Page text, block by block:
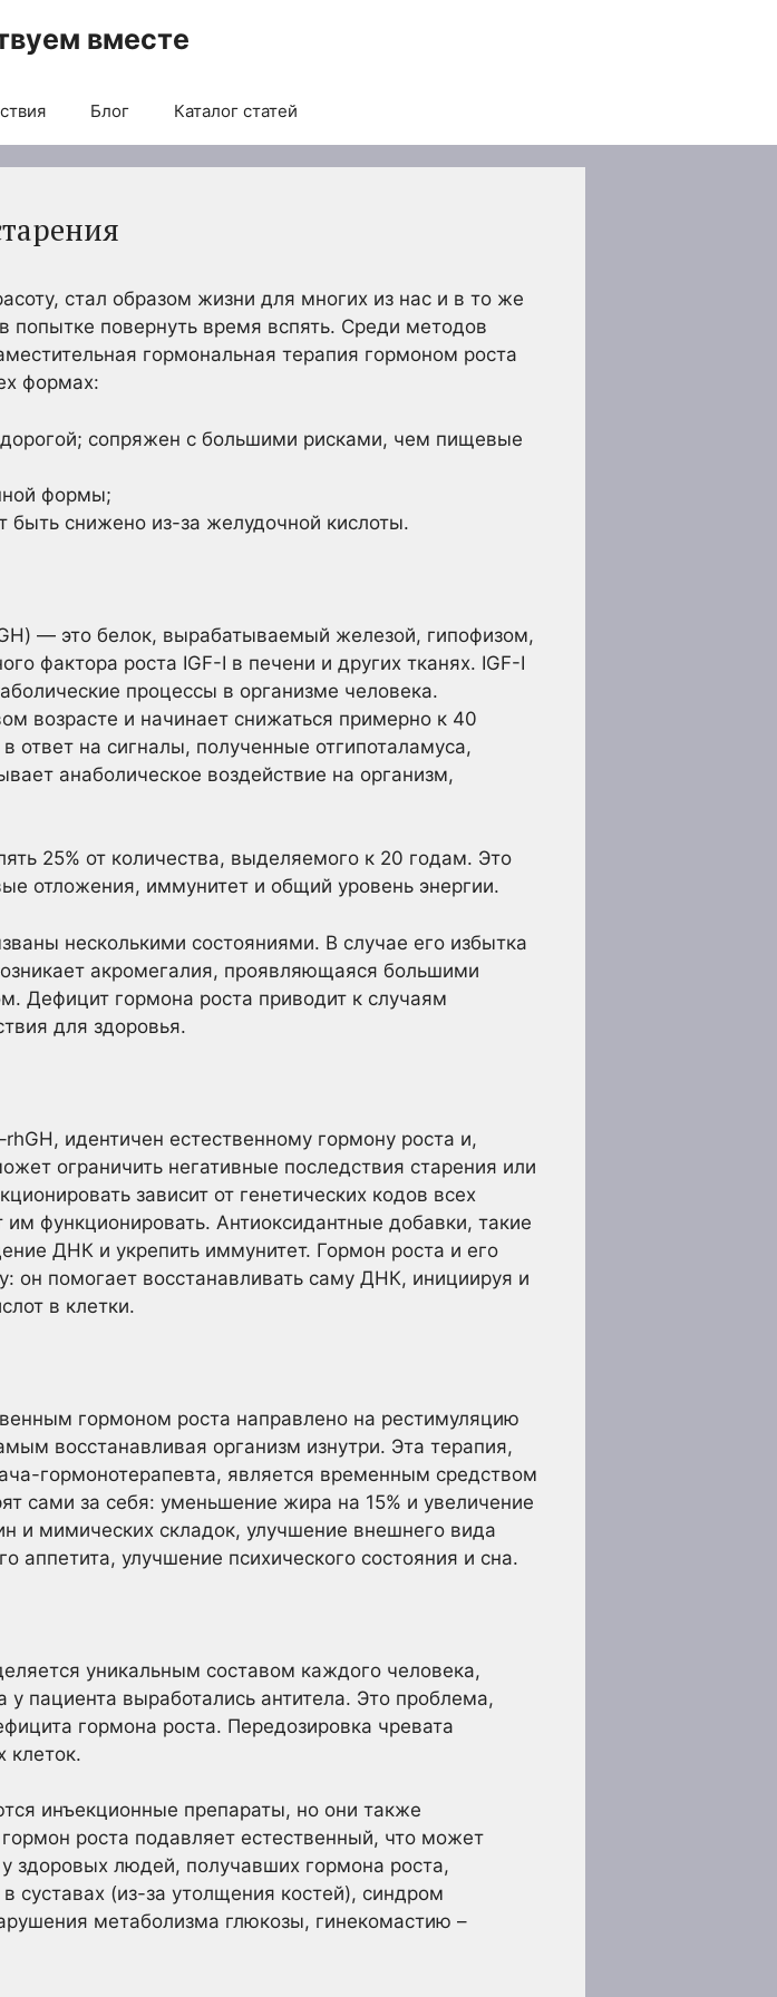
вместе
Блог Каталог статей
стал образом жизни для многих из нас и в то же
повернуть время вспять. Среди методов
гормональная терапия гормоном роста
формах:
сопряжен с большими рисками, чем пищевые
формы;
снижено из-за желудочной кислоты.
— это белок, вырабатываемый железой, гипофизом,
фактора роста IGF-I в печени и других тканях. IGF-I
процессы в организме человека.
возрасте и начинает снижаться примерно к 40
на сигналы, полученные отгипоталамуса,
анаболическое воздействие на организм,
25% от количества, выделяемого к 20 годам. Это
отложения, иммунитет и общий уровень энергии.
несколькими состояниями. В случае его избытка
акромегалия, проявляющаяся большими
Дефицит гормона роста приводит к случаям
для здоровья.
идентичен естественному гормону роста и,
ограничить негативные последствия старения или
зависит от генетических кодов всех
функционировать. Антиоксидантные добавки, такие
ДНК и укрепить иммунитет. Гормон роста и его
помогает восстанавливать саму ДНК, инициируя и
в клетки.
гормоном роста направлено на рестимуляцию
восстанавливая организм изнутри. Эта терапия,
гормонотерапевта, является временным средством
сами за себя: уменьшение жира на 15% и увеличение
мимических складок, улучшение внешнего вида
аппетита, улучшение психического состояния и сна.
уникальным составом каждого человека,
пациента выработались антитела. Это проблема,
гормона роста. Передозировка чревата
клеток.
инъекционные препараты, но они также
роста подавляет естественный, что может
здоровых людей, получавших гормона роста,
суставах (из-за утолщения костей), синдром
метаболизма глюкозы, гинекомастию –